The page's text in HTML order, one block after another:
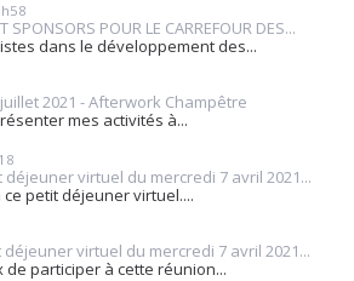
SPONSORS POUR LE CARREFOUR DES...
dans le développement des...
2021 - Afterwork Champêtre
mes activités à...
déjeuner virtuel du mercredi 7 avril 2021...
petit déjeuner virtuel....
déjeuner virtuel du mercredi 7 avril 2021...
participer à cette réunion...